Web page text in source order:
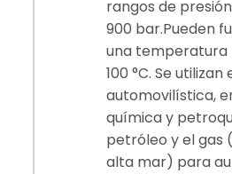
rangos de
900 bar.Pueden
una temperatura
100 °C. Se
automovilística,
química y
petróleo y el gas
alta mar) para